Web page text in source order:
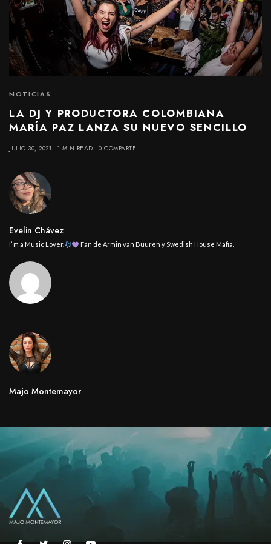
NOTICIAS
LA DJ Y PRODUCTORA COLOMBIANA
MARÍA PAZ LANZA SU NUEVO SENCILLO
JULIO 30, 2021 1 MIN READ 0 COMPARTE
Evelin Chávez
I’ m a Music Lover. Fan de Armin van Buuren y Swedish House Mafia.
Majo Montemayor